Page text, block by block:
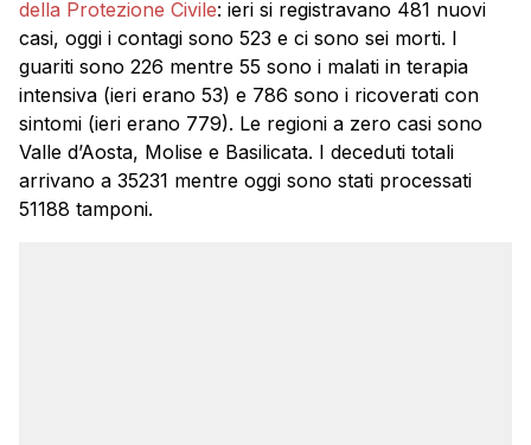
della Protezione Civile: ieri si registravano 481 nuovi
casi, oggi i contagi sono 523 e ci sono sei morti. I
guariti sono 226 mentre 55 sono i malati in terapia
intensiva (ieri erano 53) e 786 sono i ricoverati con
sintomi (ieri erano 779). Le regioni a zero casi sono
Valle d’Aosta, Molise e Basilicata. I deceduti totali
arrivano a 35231 mentre oggi sono stati processati
51188 tamponi.